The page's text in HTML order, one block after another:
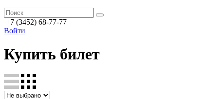
+7 (3452) 68-77-77
Войти
Купить билет